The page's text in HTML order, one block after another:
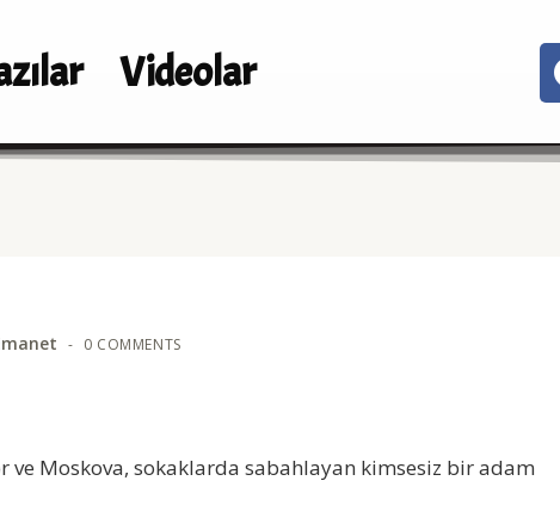
Videolar
0 COMMENTS
ve Moskova, sokaklarda sabahlayan kimsesiz bir adam